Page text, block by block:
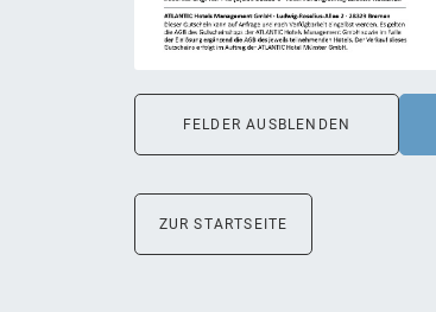
FELDER AUSBLENDEN
ZUR STARTSEITE